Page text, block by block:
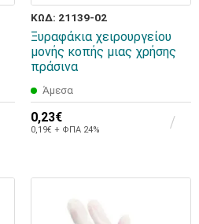
ΚΩΔ: 21139-02
Ξυραφάκια χειρουργείου
μονής κοπής μιας χρήσης
πράσινα
Άμεσα
0,23€
0,19€ + ΦΠΑ 24%